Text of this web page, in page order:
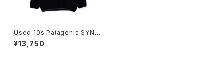
Used 10s Patagonia SYNC
HILLA Black SNAP-T Pull O
ver Fleece Jacket Size XS
¥13,750